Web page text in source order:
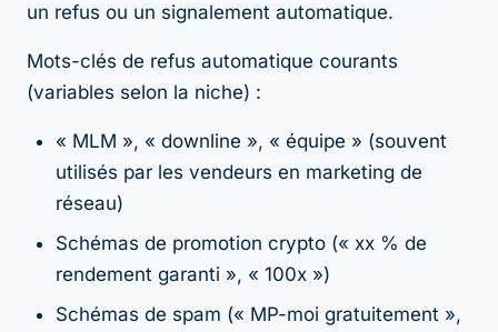
un refus ou un signalement automatique.
Mots-clés de refus automatique courants
(variables selon la niche) :
« MLM », « downline », « équipe » (souvent
utilisés par les vendeurs en marketing de
réseau)
Schémas de promotion crypto (« xx % de
rendement garanti », « 100x »)
Schémas de spam (« MP-moi gratuitement »,